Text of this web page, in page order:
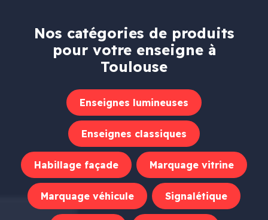
Nos catégories de produits
pour votre enseigne à
Toulouse
Enseignes lumineuses
Enseignes classiques
Habillage façade Marquage vitrine
Marquage véhicule Signalétique